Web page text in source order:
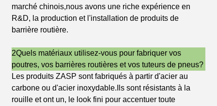
marché chinois,nous avons une riche expérience en
R&D, la production et l'installation de produits de
barrière routière.
2Quels matériaux utilisez-vous pour fabriquer vos
poutres, vos barrières routières et vos tuteurs de pneus?
Les produits ZASP sont fabriqués à partir d'acier au
carbone ou d'acier inoxydable.Ils sont résistants à la
rouille et ont un, le look fini pour accentuer toute